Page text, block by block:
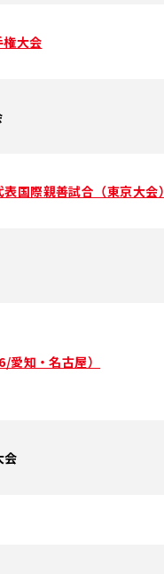
大会
国際親善試合（東京大会）
知・名古屋）
会